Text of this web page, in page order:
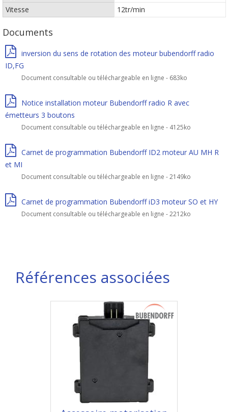
Vitesse
12tr/min
Documents
inversion du sens de rotation des moteur bubendorff radio
ID,FG
Document consultable ou téléchargeable en ligne - 683ko
Notice installation moteur Bubendorff radio R avec
émetteurs 3 boutons
Document consultable ou téléchargeable en ligne - 4125ko
Carnet de programmation Bubendorff ID2 moteur AU MH R
et MI
Document consultable ou téléchargeable en ligne - 2149ko
Carnet de programmation Bubendorff iD3 moteur SO et HY
Document consultable ou téléchargeable en ligne - 2212ko
Références associées